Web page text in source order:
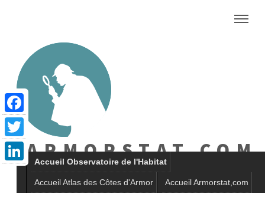
Facebook
Twitter
ARMORSTAT.COM
Accueil Observatoire de l'Habitat
Accueil Atlas des Côtes d'Armor Accueil Armorstat,com